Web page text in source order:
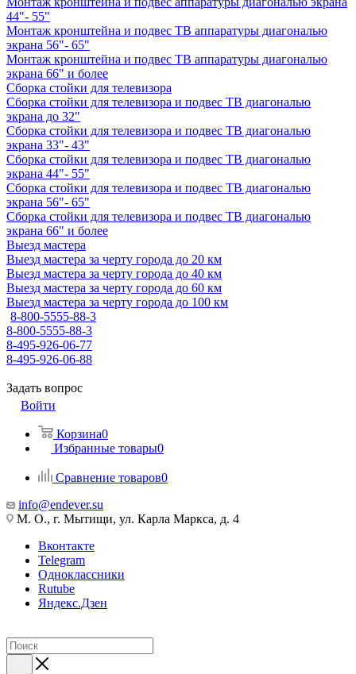
44"- 55"
Монтаж кронштейна и подвес ТВ аппаратуры диагональю
экрана 56"- 65"
Монтаж кронштейна и подвес ТВ аппаратуры диагональю
экрана 66" и более
Сборка стойки для телевизора
Сборка стойки для телевизора и подвес ТВ диагональю
экрана до 32"
Сборка стойки для телевизора и подвес ТВ диагональю
экрана 33"- 43"
Сборка стойки для телевизора и подвес ТВ диагональю
экрана 44"- 55"
Сборка стойки для телевизора и подвес ТВ диагональю
экрана 56"- 65"
Сборка стойки для телевизора и подвес ТВ диагональю
экрана 66" и более
Выезд мастера
Выезд мастера за черту города до 20 км
Выезд мастера за черту города до 40 км
Выезд мастера за черту города до 60 км
Выезд мастера за черту города до 100 км
8-800-5555-88-3
8-800-5555-88-3
8-495-926-06-77
8-495-926-06-88
Задать вопрос
Войти
Корзина0
Избранные товары0
Сравнение товаров0
info@endever.su
М. О., г. Мытищи, ул. Карла Маркса, д. 4
Вконтакте
Telegram
Одноклассники
Rutube
Яндекс.Дзен